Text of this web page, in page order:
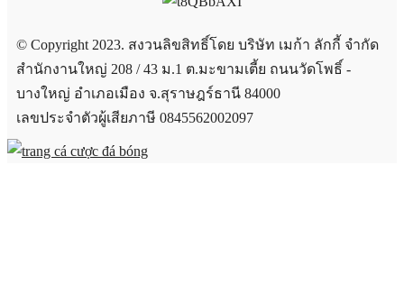
© Copyright 2023. สงวนลิขสิทธิ์โดย บริษัท เมก้า ลักกี้ จำกัด
สำนักงานใหญ่ 208 / 43 ม.1 ต.มะขามเตี้ย ถนนวัดโพธิ์ -
บางใหญ่ อำเภอเมือง จ.สุราษฎร์ธานี 84000
เลขประจำตัวผู้เสียภาษี 0845562002097